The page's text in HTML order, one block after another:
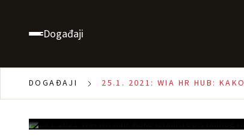
Događaji
DOGAĐAJI 25.1. 2021: WIA HR HUB:
izraditi opis radnog
15:00 - 17:00
100.00 €